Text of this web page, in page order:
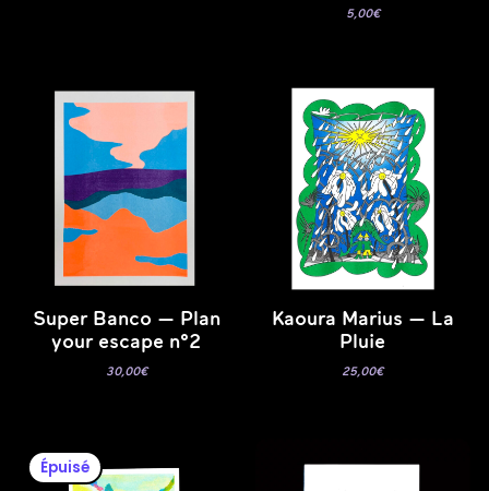
5,00€
Super Banco — Plan
your escape n°2
30,00€
Kaoura Marius — La
Pluie
25,00€
Épuisé